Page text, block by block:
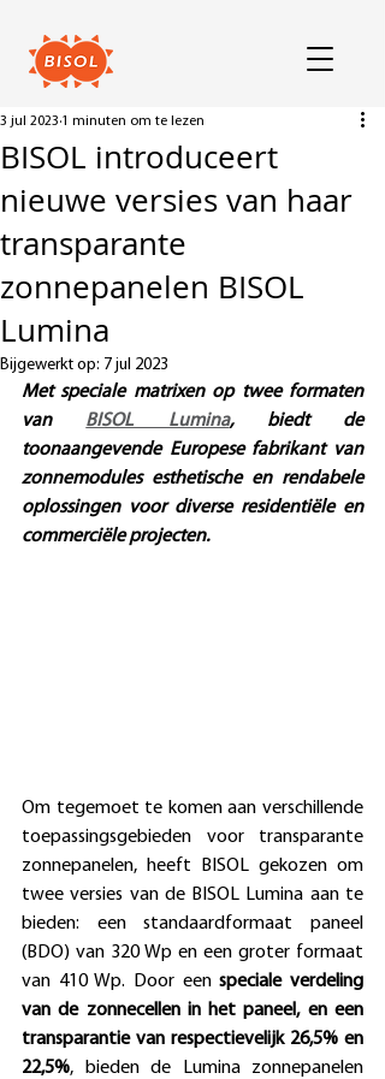
BISOL introduceert
nieuwe versies van haar
transparante
zonnepanelen BISOL
Lumina
3 jul 2023 1 minuten om te lezen
Bijgewerkt op: 7 jul 2023
Met speciale matrixen op twee formaten
van BISOL Lumina, biedt de
toonaangevende Europese fabrikant van
zonnemodules esthetische en rendabele
oplossingen voor diverse residentiële en
commerciële projecten.
Om tegemoet te komen aan verschillende
toepassingsgebieden voor transparante
zonnepanelen, heeft BISOL gekozen om
twee versies van de BISOL Lumina aan te
bieden: een standaardformaat paneel
(BDO) van 320 Wp en een groter formaat
van 410 Wp. Door een speciale verdeling
van de zonnecellen in het paneel, en een
transparantie van respectievelijk 26,5% en
22,5%, bieden de Lumina zonnepanelen